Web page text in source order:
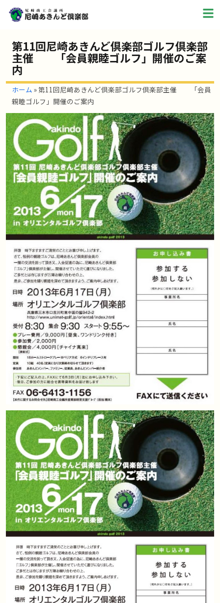
第11回尼崎あきんど倶楽部ゴルフ倶楽部
主催 「会員親睦ゴルフ」開催のご案
内
ホーム »第11回尼崎あきんど倶楽部ゴルフ倶楽部主催 「会員
親睦ゴルフ」開催のご案内